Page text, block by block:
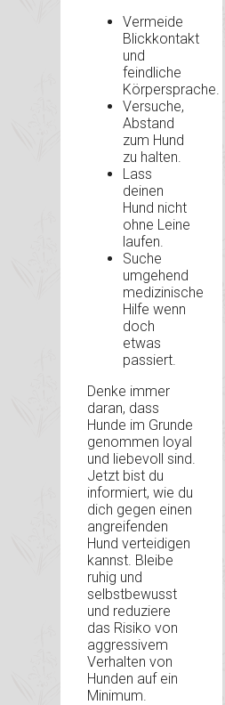
Vermeide
Blickkontakt
und
feindliche
Körpersprache.
Versuche,
Abstand
zum Hund
zu halten.
Lass
deinen
Hund nicht
ohne Leine
laufen.
Suche
umgehend
medizinische
Hilfe wenn
doch
etwas
passiert.
Denke immer
daran, dass
Hunde im Grunde
genommen loyal
und liebevoll sind.
Jetzt bist du
informiert, wie du
dich gegen einen
angreifenden
Hund verteidigen
kannst. Bleibe
ruhig und
selbstbewusst
und reduziere
das Risiko von
aggressivem
Verhalten von
Hunden auf ein
Minimum.